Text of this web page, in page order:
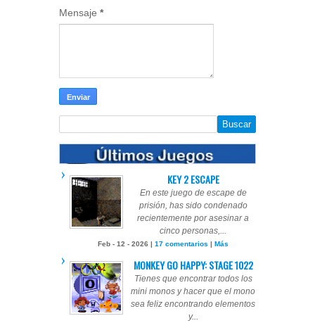
Mensaje *
KEY 2 ESCAPE
En este juego de escape de
prisión, has sido condenado
recientemente por asesinar a
cinco personas,...
Feb - 12 - 2026 | 17 comentarios | Más
MONKEY GO HAPPY: STAGE 1022
Tienes que encontrar todos los
mini monos y hacer que el mono
sea feliz encontrando elementos
y...